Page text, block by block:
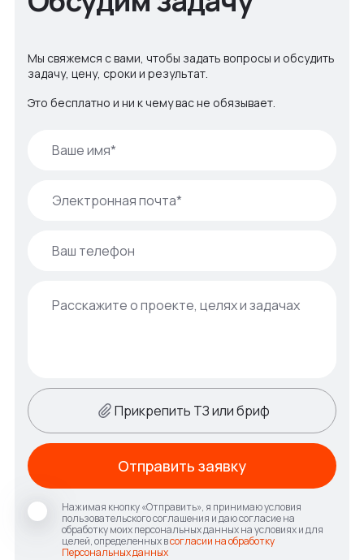
Мы свяжемся с вами, чтобы задать вопросы и обсудить
задачу, цену, сроки и результат.
Это бесплатно и ни к чему вас не обязывает.
Прикрепить ТЗ или бриф
Нажимая кнопку «Отправить», я принимаю условия
пользовательского соглашения и даю согласие на
обработку моих персональных данных на условиях и для
целей, определенных всогласии на обработку
Персональных данных
Отправить заявку